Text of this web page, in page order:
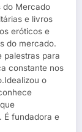
do Mercado
e livros
eróticos e
do mercado.
palestras para
constante nos
o
É fundadora e